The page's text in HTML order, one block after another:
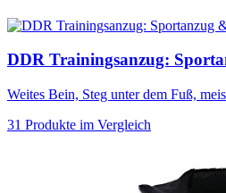
DDR Trainingsanzug:
Weites Bein, Steg unter dem Fuß,
31 Produkte im Vergleich